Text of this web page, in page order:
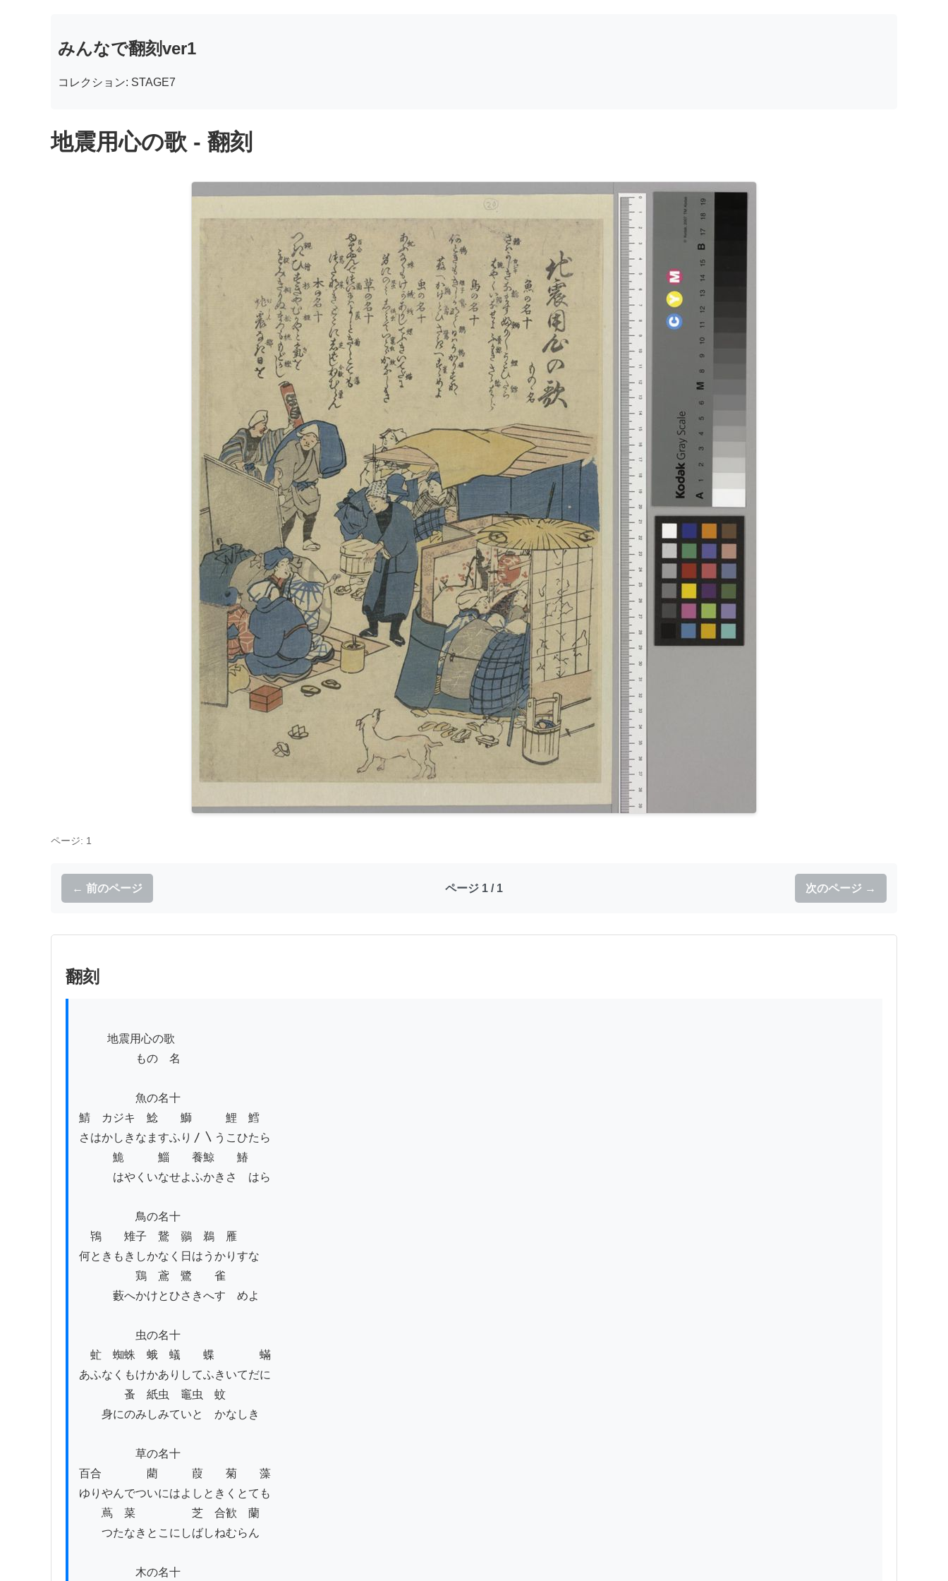
みんなで翻刻ver1
コレクション: STAGE7
地震用心の歌 - 翻刻
ページ: 1
← 前のページ ページ 1 / 1 次のページ →
翻刻
ものゝ名
魚の名十
鯖　カジキ　鯰　　鰤　　　鯉　鱈
さはかしきなますふり〳〵うこひたら
鮠　　　鯔　　養鯨　　鰆
はやくいなせよふかきさゝはら
鳥の名十
鴇　　雉子　鵞　鶸　鵜　雁
何ときもきしかなく日はうかりすな
鶏　鳶　鷺　　雀
藪へかけとひさきへすゝめよ
虫の名十
虻　蜘蛛　蛾　蟻　　蝶　　　　蟎
あふなくもけかありしてふきいてだに
蚤　紙虫　竈虫　蚊
身にのみしみていとゞかなしき
草の名十
百合　　　　藺　　　葭　　菊　　藻
ゆりやんでついにはよしときくとても
蔦　菜　　　　　芝　合歓　蘭
つたなきとこにしばしねむらん
木の名十